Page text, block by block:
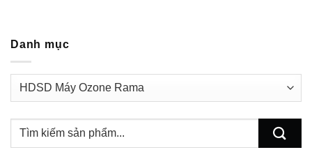
Danh mục
Danh